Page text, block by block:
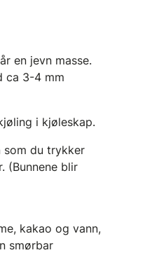
en jevn masse.
ca 3-4 mm
i kjøleskap.
som du trykker
(Bunnene blir
kakao og vann,
smørbar